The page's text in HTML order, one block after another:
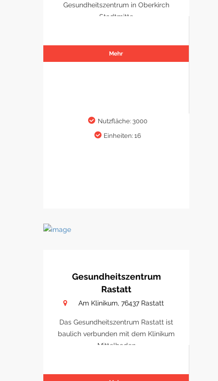
Gesundheitszentrum in Oberkirch
Stadtmitte
Mehr
Nutzfläche: 3000
Einheiten: 16
Gesundheitszentrum
Rastatt
Am Klinikum, 76437 Rastatt
Das Gesundheitszentrum Rastatt ist
baulich verbunden mit dem Klinikum
Mittelbaden